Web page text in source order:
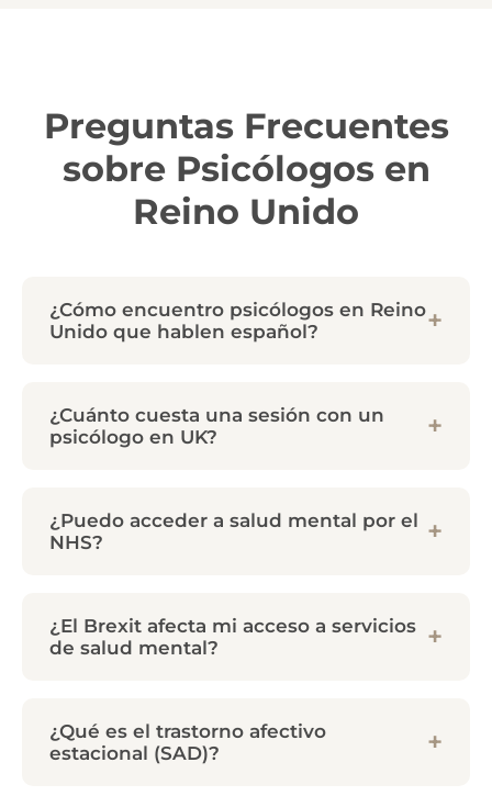
Preguntas Frecuentes
sobre Psicólogos en
Reino Unido
¿Cómo encuentro psicólogos en Reino
Unido que hablen español?
¿Cuánto cuesta una sesión con un
psicólogo en UK?
¿Puedo acceder a salud mental por el
NHS?
¿El Brexit afecta mi acceso a servicios
de salud mental?
¿Qué es el trastorno afectivo
estacional (SAD)?